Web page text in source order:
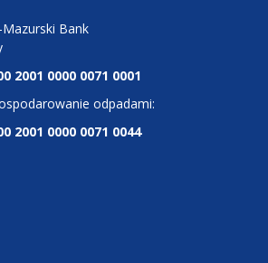
Bank
2001 0000 0071 0001
odpadami:
2001 0000 0071 0044